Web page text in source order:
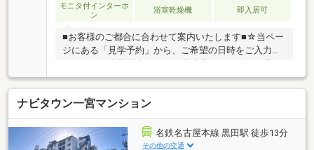
モニタ付インターホ
ン
浴室乾燥機 即入居可
■お客様のご都合に合わせて案内いたします■☆当ペー
ジにある「見学予約」から、ご希望の日時をご入力く
い！聞きたい！にスピード対応！＊自己資金なしでも
購入出来ます！【主なリフォーム内容】・システムキ
ッチン交換(浄水器、食洗器付)・ユニットバス交換(浴
室暖房乾燥機、追い炊き機能付) ・トイレ交換(温水
洗浄便座付)・洗面化粧台交換(シャワーノズル付) ・
建具交換・クロス貼替 ・フローリング張替 ・CF貼
ナビタウン一宮マンション
名鉄名古屋本線 黒田駅 徒歩13分
その他の交通